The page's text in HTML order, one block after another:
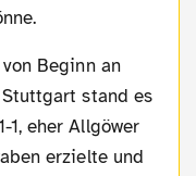
stand es
1, eher Allgöwer
erzielte und